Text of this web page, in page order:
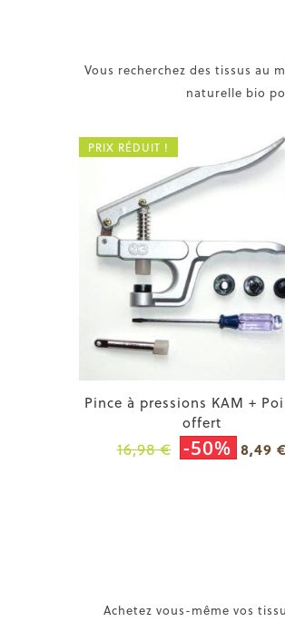
Vous recherchez des tissus au
naturelle bio
Pince à pressions KAM +
offert
16,98 € -50% 8,49 €
PRIX RÉDUIT !
Achetez vous-même vos